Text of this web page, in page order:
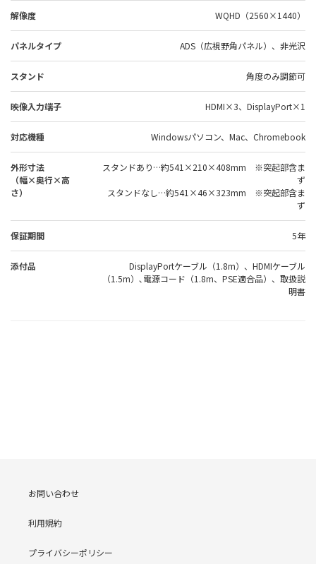
解像度 WQHD（2560×1440）
パネルタイプ ADS（広視野角パネル）、非光沢
スタンド 角度のみ調節可
映像入力端子 HDMI×3、DisplayPort×1
対応機種 Windowsパソコン、Mac、Chromebook
外形寸法
（幅×奥行×高
さ）
スタンドあり…約541×210×408mm ※突起部含ま
ず
スタンドなし…約541×46×323mm ※突起部含ま
ず
保証期間 5年
添付品
DisplayPortケーブル（1.8m）、HDMIケーブル
（1.5m）､電源コード（1.8m、PSE適合品）、取扱説
明書
お問い合わせ
利用規約
プライバシーポリシー